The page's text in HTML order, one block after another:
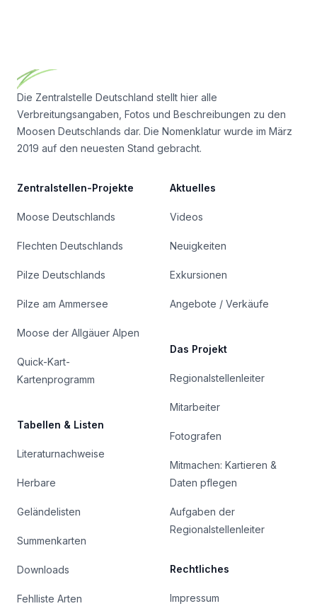
Die Zentralstelle Deutschland stellt hier alle
Verbreitungsangaben, Fotos und Beschreibungen zu den
Moosen Deutschlands dar. Die Nomenklatur wurde im März
2019 auf den neuesten Stand gebracht.
Zentralstellen-Projekte
Moose Deutschlands
Flechten Deutschlands
Pilze Deutschlands
Pilze am Ammersee
Moose der Allgäuer Alpen
Quick-Kart-
Kartenprogramm
Tabellen & Listen
Literaturnachweise
Herbare
Geländelisten
Summenkarten
Downloads
Fehlliste Arten
Aktuelles
Videos
Neuigkeiten
Exkursionen
Angebote / Verkäufe
Das Projekt
Regionalstellenleiter
Mitarbeiter
Fotografen
Mitmachen: Kartieren &
Daten pflegen
Aufgaben der
Regionalstellenleiter
Rechtliches
Impressum